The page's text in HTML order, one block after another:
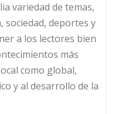
variedad de temas,
sociedad, deportes y
a los lectores bien
más
como global,
y al desarrollo de la